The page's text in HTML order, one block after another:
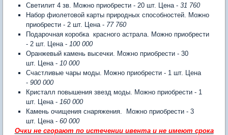
Светилит 4 зв. Можно приобрести - 20 шт. Цена - 31 760
Набор фиолетовой карты природных способностей. Можно
приобрести - 2 шт. Цена - 77 760
Подарочная коробка красного астрала. Можно приобрести
- 2 шт. Цена - 100 000
Оранжевый камень высечки. Можно приобрести - 30
шт. Цена - 10 000
Счастливые чары моды. Можно приобрести - 1 шт. Цена
- 900 000
Кристалл повышения звезд моды. Можно приобрести - 1
шт. Цена - 160 000
Камень очищения снаряжения. Можно приобрести - 3
шт. Цена - 60 000
Очки не сгорают по истечении ивента и не имеют срока